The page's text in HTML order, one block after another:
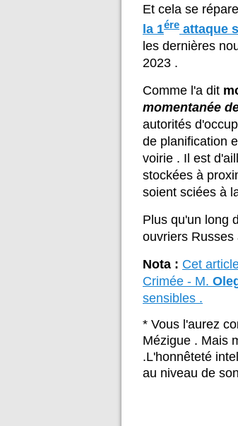
Et cela se
la 1ére attaque
les dernières
2023 .
Comme l'a dit
momentanée
autorités
de planification
voirie . Il est
stockées à
soient sciées à
Plus qu'un long
ouvriers Russes
Nota : Cet
Crimée - M.
sensibles .
* Vous l'aurez
Mézigue . Mais
.L'honnêteté
au niveau de